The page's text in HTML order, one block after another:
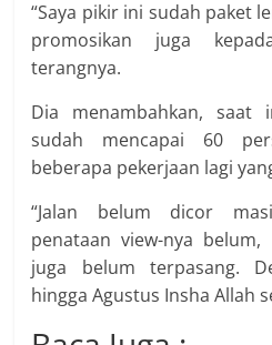
“Saya pikir ini sudah paket
promosikan juga
terangnya.
Dia menambahkan, saat
sudah mencapai 60
beberapa pekerjaan lagi
“Jalan belum dicor
penataan view-nya
juga belum terpasang.
hingga Agustus Insha Allah